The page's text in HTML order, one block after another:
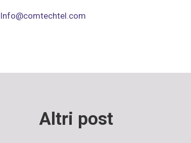
Info@comtechtel.com
Altri post